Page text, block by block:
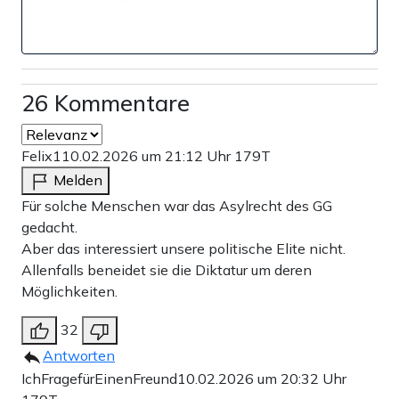
Einmalig Monatlich
Apollo News unterstützen
Zahlungsoptionen: Pay
Pay
10 €
15 €
Weiter zum Zahlen
26 Kommentare
Felix1 10.02.2026 um 21:12 Uhr 179T
Melden
Für solche Menschen war das Asylrecht des GG
gedacht.
Aber das interessiert unsere politische Elite nicht.
Allenfalls beneidet sie die Diktatur um deren
Möglichkeiten.
32
Antworten
IchFragefürEinenFreund10.02.2026 um 20:32 Uhr